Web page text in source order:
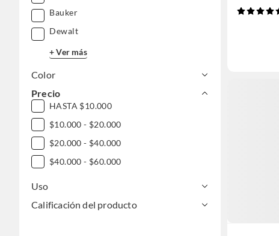
Bauker
Dewalt
+ Ver más
Color
Precio
HASTA $10.000
$10.000 - $20.000
$20.000 - $40.000
$40.000 - $60.000
Uso
Calificación del producto